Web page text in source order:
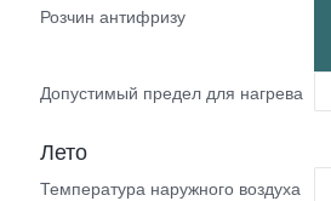
Розчин антифризу
Допустимый предел для нагрева
Лето
Температура наружного воздуха